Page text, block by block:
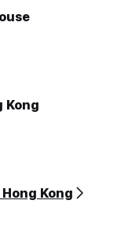
Kong
Kong